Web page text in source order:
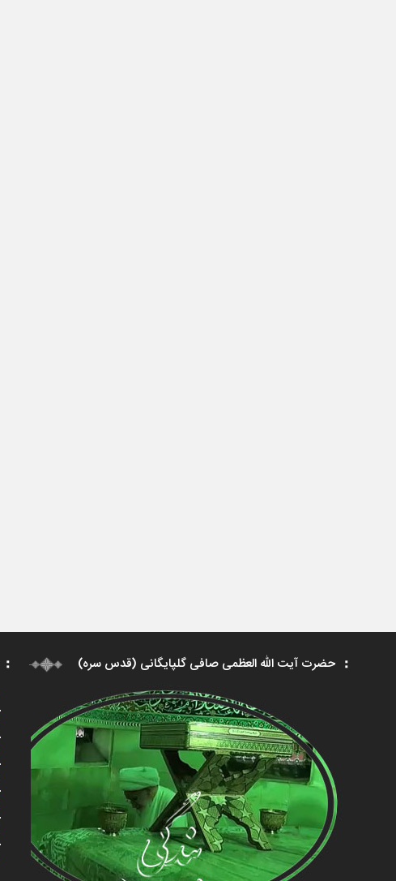
حضرت آیت الله العظمی صافی گلپایگانی (قدس سره)